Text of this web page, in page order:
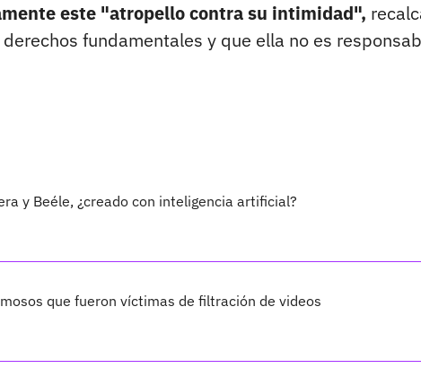
este "atropello contra su intimidad",
fundamentales y que ella no es
y Beéle, ¿creado con inteligencia artificial?
que fueron víctimas de filtración de videos